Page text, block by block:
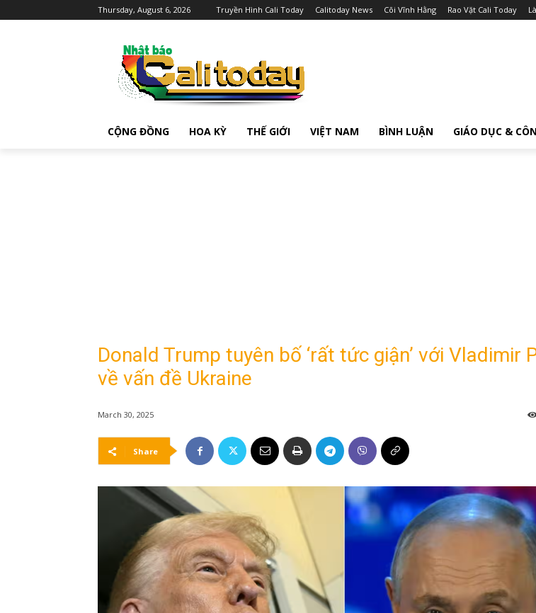
Thursday, August 6, 2026 Truyền Hình Cali Today Calitoday News Cõi Vĩnh Hằng Rao Vặt Cali Today
CỘNG ĐỒNG HOA KỲ THẾ GIỚI VIỆT NAM BÌNH LUẬN GIÁO DỤC &
Donald Trump tuyên bố ‘rất tức giận’ với Vladimir
về vấn đề Ukraine
March 30, 2025
Share